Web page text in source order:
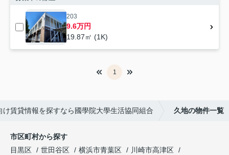
203
9.6万円
19.87㎡ (1K)
1
賃貸情報を探すなら國學院大學生活協同組合 久地の物件一覧
市区町村から探す
目黒区
世田谷区 横浜市青葉区
川崎市高津区